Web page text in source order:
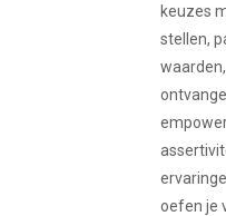
keuzes
stellen,
oefen je